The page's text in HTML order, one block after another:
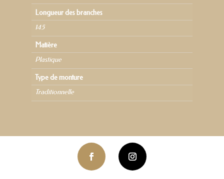
Longueur des branches
145
Matière
Plastique
Type de monture
Traditionnelle